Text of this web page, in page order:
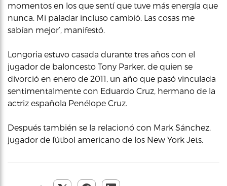
momentos en los que sentí que tuve más energía que
nunca. Mi paladar incluso cambió. Las cosas me
sabían mejor’, manifestó.
Longoria estuvo casada durante tres años con el
jugador de baloncesto Tony Parker, de quien se
divorció en enero de 2011, un año que pasó vinculada
sentimentalmente con Eduardo Cruz, hermano de la
actriz española Penélope Cruz.
Después también se la relacionó con Mark Sánchez,
jugador de fútbol americano de los New York Jets.